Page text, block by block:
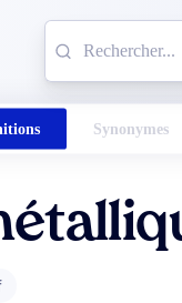
Synonymes